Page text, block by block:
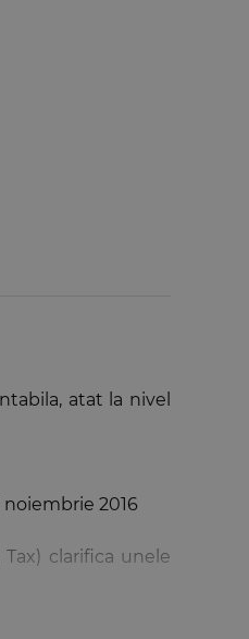
atat la nivel
2016
clarifica unele
Services (Global